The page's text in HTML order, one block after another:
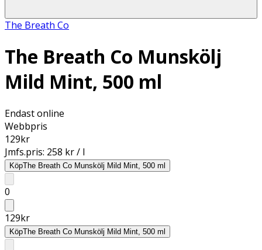
The Breath Co
The Breath Co Munskölj
Mild Mint, 500 ml
Endast online
Webbpris
129kr
Jmfs.pris: 258 kr / l
KöpThe Breath Co Munskölj Mild Mint, 500 ml
0
129kr
KöpThe Breath Co Munskölj Mild Mint, 500 ml